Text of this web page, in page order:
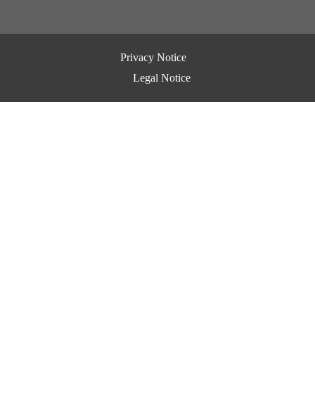
Privacy Notice
Legal Notice